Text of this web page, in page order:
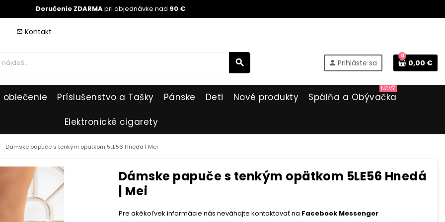
Doručenie ZDARMApri objednávke nad 90 €.
mail_outline Kontakt
search person Prihláste sa
0
0,00 €
oblečenie Príslušenstvo a Tašky Pánske Deti Nové produkty Spálňa a Obývačka
NOVÝ
Elektronické cigarety
Dámske papuče s tenkým opätkom 5LE56 Hnedá | Mei
Dámske papuče s tenkým opätkom 5LE56 Hnedá
| Mei
Pre akékoľvek informácie nás neváhajte kontaktovať na Facebook Messenger